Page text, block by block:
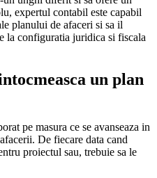
expertul contabil este capabil
planului de afaceri si sa il
la configuratia juridica si fiscala
un plan
pe masura ce se avanseaza in
De fiecare data cand
proiectul sau, trebuie sa le